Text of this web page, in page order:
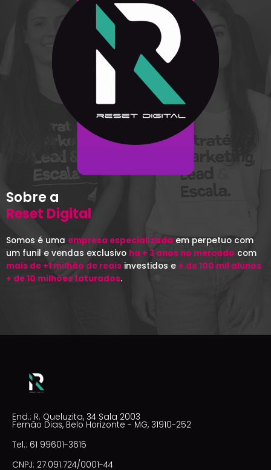
Sobre a
Reset Digital
Somos é uma empresa especializada em perpetuo com
um funil e vendas exclusivo ha + 3 anos no mercado com
mais de +1 milhão de reais investidos e + de 100 mil alunos
+ de 10 milhões faturados.
End.: R. Queluzita, 34 Sala 2003
Fernão Dias, Belo Horizonte - MG, 31910-252
Tel.: 61 99601-3615
CNPJ: 27.091.724/0001-44